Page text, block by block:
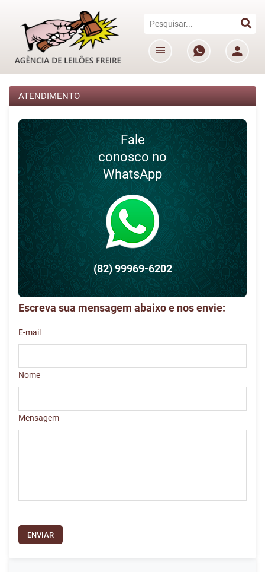
ATENDIMENTO
Escreva sua mensagem abaixo e nos envie:
Mensagem
Nome
E-mail
ENVIAR
Fale
conosco no
WhatsApp
(82) 99969-6202